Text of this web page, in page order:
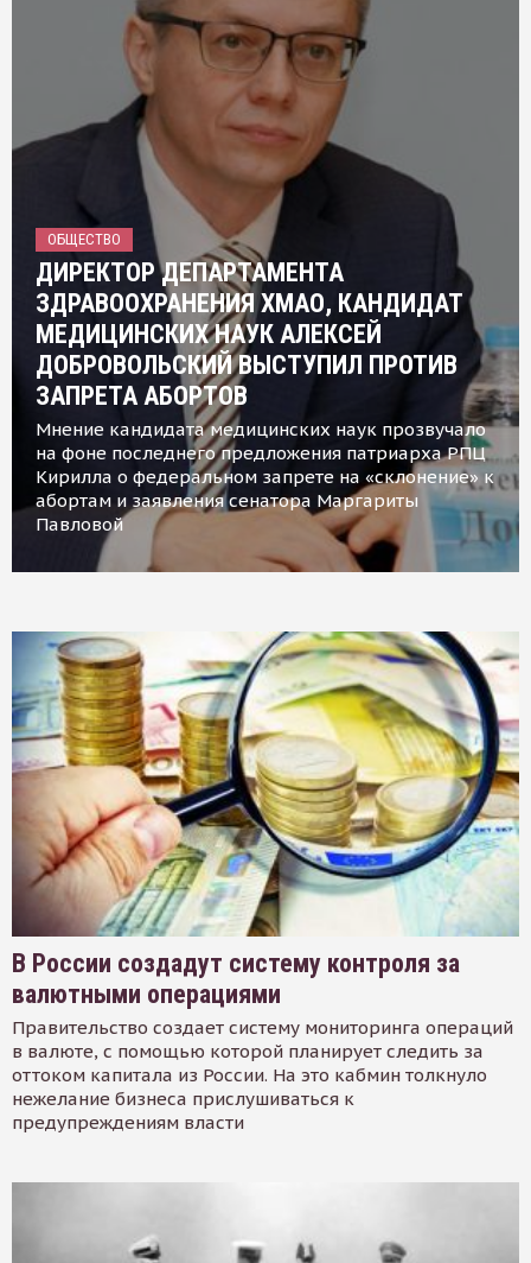
ОБЩЕСТВО
ДИРЕКТОР ДЕПАРТАМЕНТА
ЗДРАВООХРАНЕНИЯ ХМАО, КАНДИДАТ
МЕДИЦИНСКИХ НАУК АЛЕКСЕЙ
ДОБРОВОЛЬСКИЙ ВЫСТУПИЛ ПРОТИВ
ЗАПРЕТА АБОРТОВ
Мнение кандидата медицинских наук прозвучало
на фоне последнего предложения патриарха РПЦ
Кирилла о федеральном запрете на «склонение» к
абортам и заявления сенатора Маргариты
Павловой
В России создадут систему контроля за
валютными операциями
Правительство создает систему мониторинга операций
в валюте, с помощью которой планирует следить за
оттоком капитала из России. На это кабмин толкнуло
нежелание бизнеса прислушиваться к
предупреждениям власти